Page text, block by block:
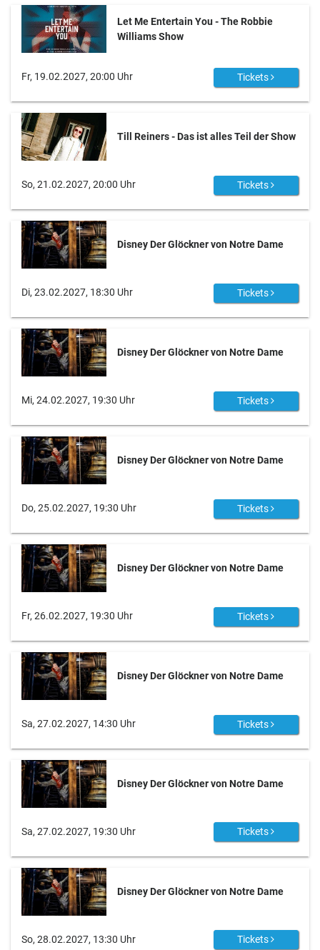
Let Me Entertain You - The Robbie
Williams Show
Fr, 19.02.2027, 20:00 Uhr Tickets
Till Reiners - Das ist alles Teil der Show
So, 21.02.2027, 20:00 Uhr Tickets
Disney Der Glöckner von Notre Dame
Di, 23.02.2027, 18:30 Uhr Tickets
Disney Der Glöckner von Notre Dame
Mi, 24.02.2027, 19:30 Uhr Tickets
Disney Der Glöckner von Notre Dame
Do, 25.02.2027, 19:30 Uhr Tickets
Disney Der Glöckner von Notre Dame
Fr, 26.02.2027, 19:30 Uhr Tickets
Disney Der Glöckner von Notre Dame
Sa, 27.02.2027, 14:30 Uhr Tickets
Disney Der Glöckner von Notre Dame
Sa, 27.02.2027, 19:30 Uhr Tickets
Disney Der Glöckner von Notre Dame
So, 28.02.2027, 13:30 Uhr Tickets